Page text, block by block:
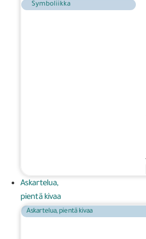
Symboliikka
Askartelua,
pientä kivaa
Askartelua, pientä kivaa